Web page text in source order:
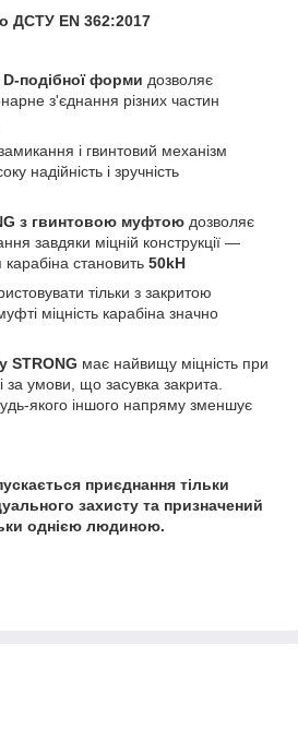
ДСТУ EN 362:2017
D-подібної форми дозволяє
з'єднання різних частин
і гвинтовий механізм
надійність і зручність
з гвинтовою муфтою дозволяє
завдяки міцній конструкції ―
становить 50kH
тільки з закритою
міцність карабіна значно
STRONG має найвищу міцність при
за умови, що засувка закрита.
якого іншого напряму зменшує
приєднання тільки
захисту та призначений
однією людиною.